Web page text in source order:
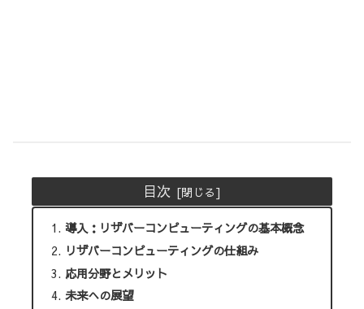
目次
導入：リザバーコンピューティングの基本概念
リザバーコンピューティングの仕組み
応用分野とメリット
未来への展望